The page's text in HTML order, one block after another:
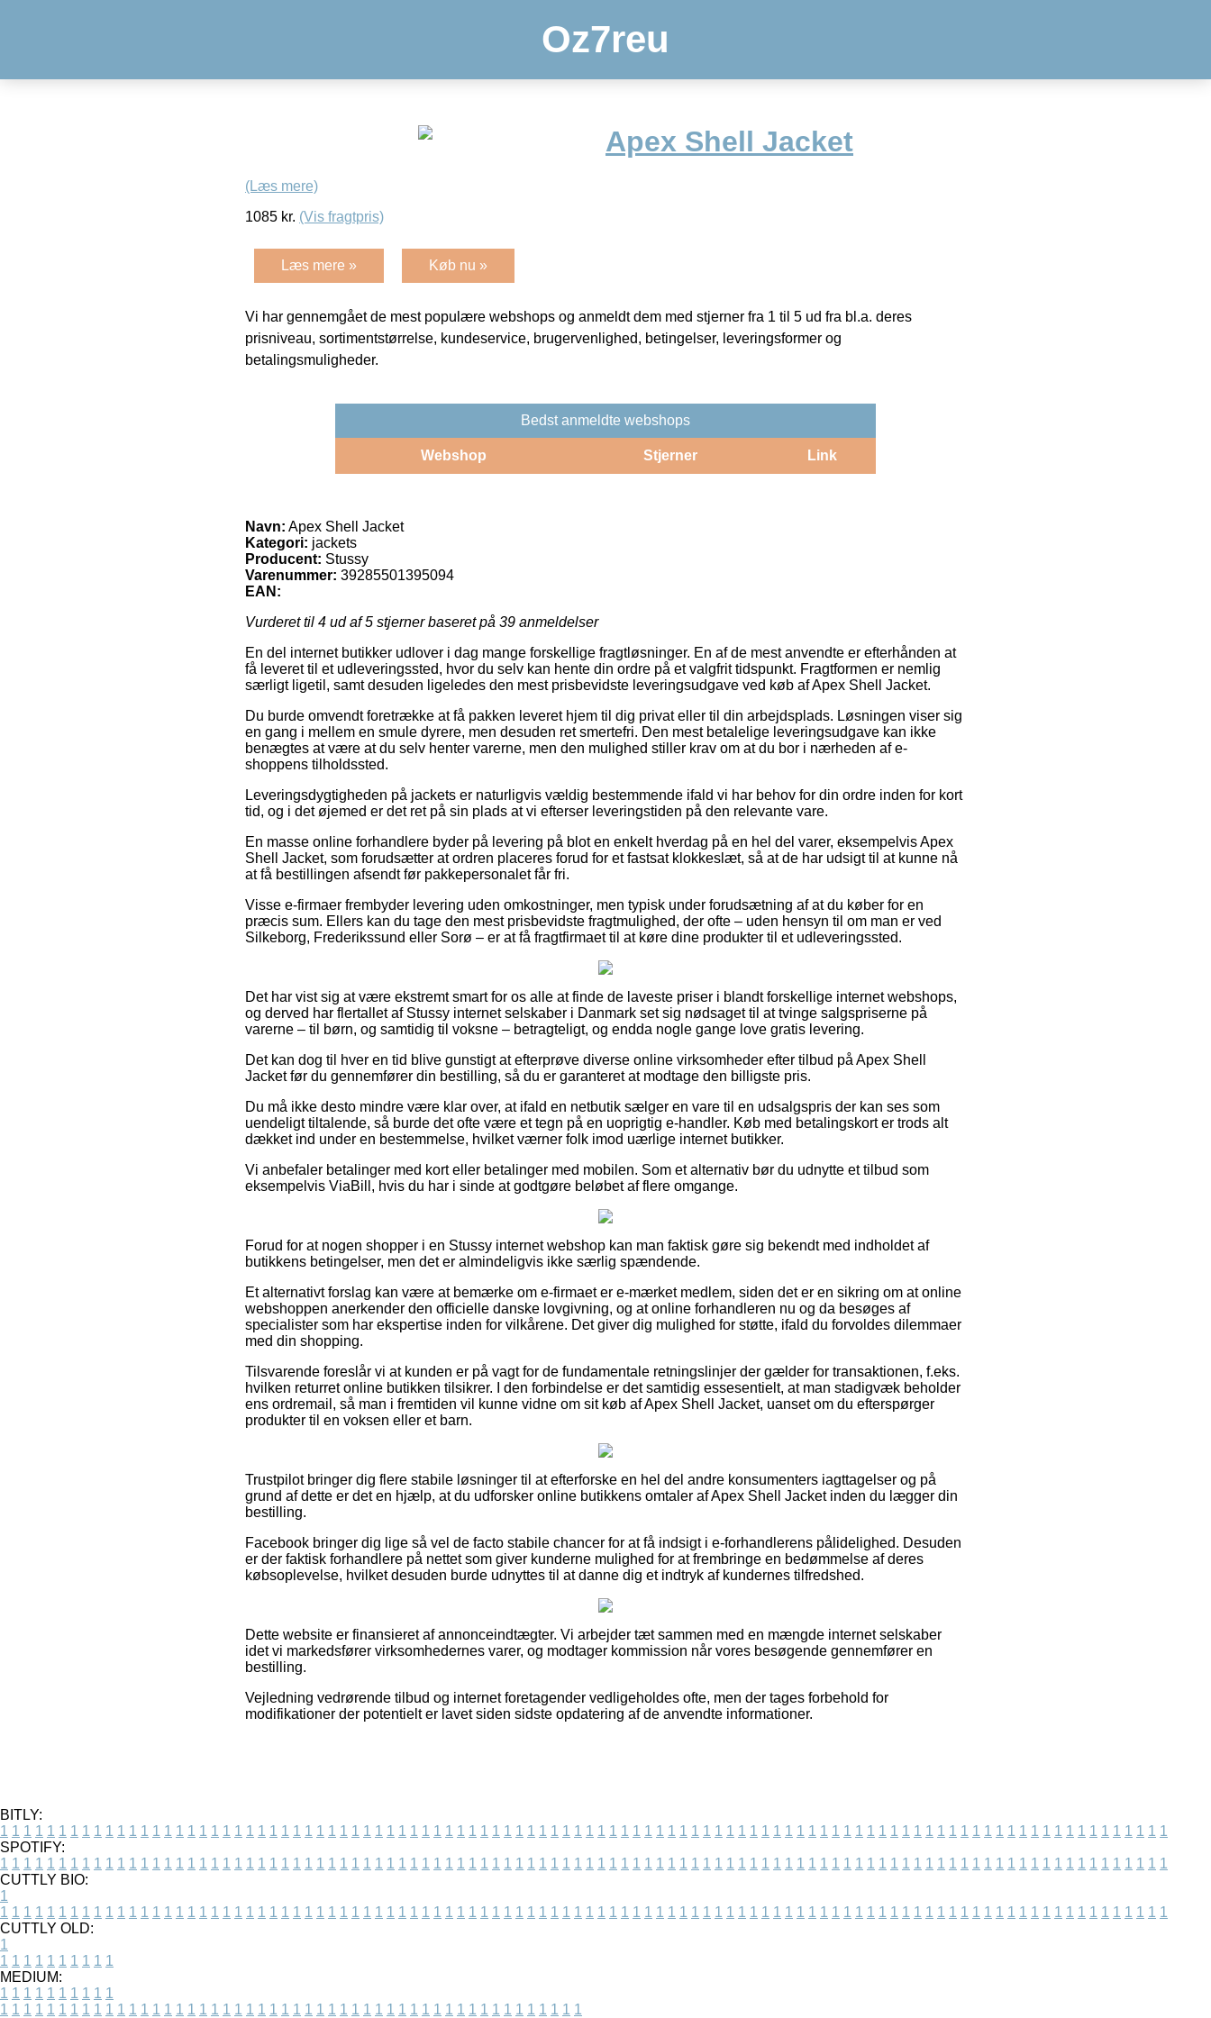
Oz7reu
Apex Shell Jacket
(Læs mere)
1085 kr. (Vis fragtpris)
Læs mere » Køb nu »
Vi har gennemgået de mest populære webshops og anmeldt dem med stjerner fra 1 til 5 ud fra bl.a. deres
prisniveau, sortimentstørrelse, kundeservice, brugervenlighed, betingelser, leveringsformer og
betalingsmuligheder.
Bedst anmeldte webshops
Webshop Stjerner Link
Navn: Apex Shell Jacket
Kategori: jackets
Producent: Stussy
Varenummer: 39285501395094
EAN:
Vurderet til 4 ud af 5 stjerner baseret på 39 anmeldelser
En del internet butikker udlover i dag mange forskellige fragtløsninger. En af de mest anvendte er efterhånden at
få leveret til et udleveringssted, hvor du selv kan hente din ordre på et valgfrit tidspunkt. Fragtformen er nemlig
særligt ligetil, samt desuden ligeledes den mest prisbevidste leveringsudgave ved køb af Apex Shell Jacket.
Du burde omvendt foretrække at få pakken leveret hjem til dig privat eller til din arbejdsplads. Løsningen viser sig
en gang i mellem en smule dyrere, men desuden ret smertefri. Den mest betalelige leveringsudgave kan ikke
benægtes at være at du selv henter varerne, men den mulighed stiller krav om at du bor i nærheden af e-
shoppens tilholdssted.
Leveringsdygtigheden på jackets er naturligvis vældig bestemmende ifald vi har behov for din ordre inden for kort
tid, og i det øjemed er det ret på sin plads at vi efterser leveringstiden på den relevante vare.
En masse online forhandlere byder på levering på blot en enkelt hverdag på en hel del varer, eksempelvis Apex
Shell Jacket, som forudsætter at ordren placeres forud for et fastsat klokkeslæt, så at de har udsigt til at kunne nå
at få bestillingen afsendt før pakkepersonalet får fri.
Visse e-firmaer frembyder levering uden omkostninger, men typisk under forudsætning af at du køber for en
præcis sum. Ellers kan du tage den mest prisbevidste fragtmulighed, der ofte – uden hensyn til om man er ved
Silkeborg, Frederikssund eller Sorø – er at få fragtfirmaet til at køre dine produkter til et udleveringssted.
Det har vist sig at være ekstremt smart for os alle at finde de laveste priser i blandt forskellige internet webshops,
og derved har flertallet af Stussy internet selskaber i Danmark set sig nødsaget til at tvinge salgspriserne på
varerne – til børn, og samtidig til voksne – betragteligt, og endda nogle gange love gratis levering.
Det kan dog til hver en tid blive gunstigt at efterprøve diverse online virksomheder efter tilbud på Apex Shell
Jacket før du gennemfører din bestilling, så du er garanteret at modtage den billigste pris.
Du må ikke desto mindre være klar over, at ifald en netbutik sælger en vare til en udsalgspris der kan ses som
uendeligt tiltalende, så burde det ofte være et tegn på en uoprigtig e-handler. Køb med betalingskort er trods alt
dækket ind under en bestemmelse, hvilket værner folk imod uærlige internet butikker.
Vi anbefaler betalinger med kort eller betalinger med mobilen. Som et alternativ bør du udnytte et tilbud som
eksempelvis ViaBill, hvis du har i sinde at godtgøre beløbet af flere omgange.
Forud for at nogen shopper i en Stussy internet webshop kan man faktisk gøre sig bekendt med indholdet af
butikkens betingelser, men det er almindeligvis ikke særlig spændende.
Et alternativt forslag kan være at bemærke om e-firmaet er e-mærket medlem, siden det er en sikring om at online
webshoppen anerkender den officielle danske lovgivning, og at online forhandleren nu og da besøges af
specialister som har ekspertise inden for vilkårene. Det giver dig mulighed for støtte, ifald du forvoldes dilemmaer
med din shopping.
Tilsvarende foreslår vi at kunden er på vagt for de fundamentale retningslinjer der gælder for transaktionen, f.eks.
hvilken returret online butikken tilsikrer. I den forbindelse er det samtidig essesentielt, at man stadigvæk beholder
ens ordremail, så man i fremtiden vil kunne vidne om sit køb af Apex Shell Jacket, uanset om du efterspørger
produkter til en voksen eller et barn.
Trustpilot bringer dig flere stabile løsninger til at efterforske en hel del andre konsumenters iagttagelser og på
grund af dette er det en hjælp, at du udforsker online butikkens omtaler af Apex Shell Jacket inden du lægger din
bestilling.
Facebook bringer dig lige så vel de facto stabile chancer for at få indsigt i e-forhandlerens pålidelighed. Desuden
er der faktisk forhandlere på nettet som giver kunderne mulighed for at frembringe en bedømmelse af deres
købsoplevelse, hvilket desuden burde udnyttes til at danne dig et indtryk af kundernes tilfredshed.
Dette website er finansieret af annonceindtægter. Vi arbejder tæt sammen med en mængde internet selskaber
idet vi markedsfører virksomhedernes varer, og modtager kommission når vores besøgende gennemfører en
bestilling.
Vejledning vedrørende tilbud og internet foretagender vedligeholdes ofte, men der tages forbehold for
modifikationer der potentielt er lavet siden sidste opdatering af de anvendte informationer.
BITLY:
1 1 1 1 1 1 1 1 1 1 1 1 1 1 1 1 1 1 1 1 1 1 1 1 1 1 1 1 1 1 1 1 1 1 1 1 1 1 1 1 1 1 1 1 1 1 1 1 1 1 1 1 1 1 1 1 1 1 1 1 1 1 1 1 1 1 1 1 1 1 1 1 1 1 1 1 1 1 1 1 1 1 1 1 1 1 1 1 1 1 1 1 1 1 1 1 1 1 1 1
SPOTIFY:
1 1 1 1 1 1 1 1 1 1 1 1 1 1 1 1 1 1 1 1 1 1 1 1 1 1 1 1 1 1 1 1 1 1 1 1 1 1 1 1 1 1 1 1 1 1 1 1 1 1 1 1 1 1 1 1 1 1 1 1 1 1 1 1 1 1 1 1 1 1 1 1 1 1 1 1 1 1 1 1 1 1 1 1 1 1 1 1 1 1 1 1 1 1 1 1 1 1 1 1
CUTTLY BIO:
1
1 1 1 1 1 1 1 1 1 1 1 1 1 1 1 1 1 1 1 1 1 1 1 1 1 1 1 1 1 1 1 1 1 1 1 1 1 1 1 1 1 1 1 1 1 1 1 1 1 1 1 1 1 1 1 1 1 1 1 1 1 1 1 1 1 1 1 1 1 1 1 1 1 1 1 1 1 1 1 1 1 1 1 1 1 1 1 1 1 1 1 1 1 1 1 1 1 1 1 1
CUTTLY OLD:
1
1 1 1 1 1 1 1 1 1 1
MEDIUM:
1 1 1 1 1 1 1 1 1 1
1 1 1 1 1 1 1 1 1 1 1 1 1 1 1 1 1 1 1 1 1 1 1 1 1 1 1 1 1 1 1 1 1 1 1 1 1 1 1 1 1 1 1 1 1 1 1 1 1 1